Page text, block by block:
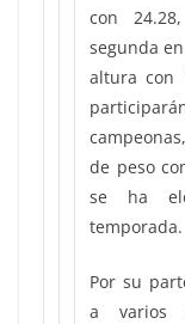
con
segunda
altura con
de peso
se ha
temporada.
Por su
a varios